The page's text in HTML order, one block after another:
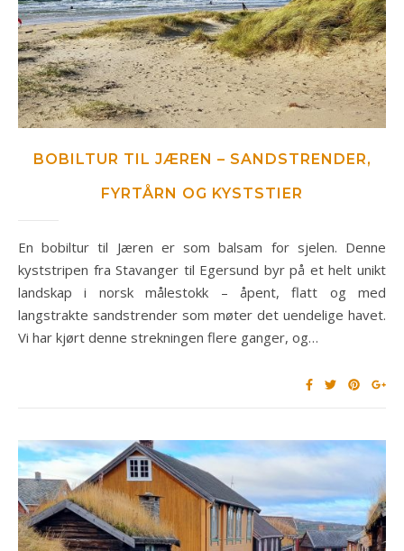
BOBILTUR TIL JÆREN – SANDSTRENDER,
FYRTÅRN OG KYSTSTIER
En bobiltur til Jæren er som balsam for sjelen. Denne
kyststripen fra Stavanger til Egersund byr på et helt unikt
landskap i norsk målestokk – åpent, flatt og med
langstrakte sandstrender som møter det uendelige havet.
Vi har kjørt denne strekningen flere ganger, og…